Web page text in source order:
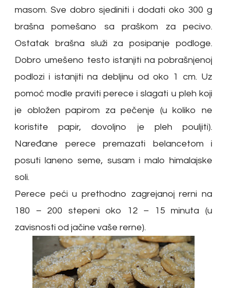
masom. Sve dobro sjediniti i dodati oko 300 g
brašna pomešano sa praškom za pecivo.
Ostatak brašna služi za posipanje podloge.
Dobro umešeno testo istanjiti na pobrašnjenoj
podlozi i istanjiti na debljinu od oko 1 cm. Uz
pomoć modle praviti perece i slagati u pleh koji
je obložen papirom za pečenje (u koliko ne
koristite papir, dovoljno je pleh pouljiti).
Naređane perece premazati belancetom i
posuti laneno seme, susam i malo himalajske
soli.
Perece peći u prethodno zagrejanoj rerni na
180 – 200 stepeni oko 12 – 15 minuta (u
zavisnosti od jačine vaše rerne).